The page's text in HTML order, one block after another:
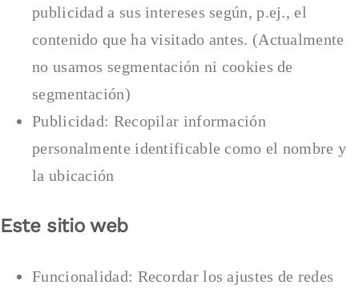
publicidad a sus intereses según, p.ej., el
contenido que ha visitado antes. (Actualmente
no usamos segmentación ni cookies de
segmentación)
Publicidad: Recopilar información
personalmente identificable como el nombre y
la ubicación
Este sitio web
Funcionalidad: Recordar los ajustes de redes